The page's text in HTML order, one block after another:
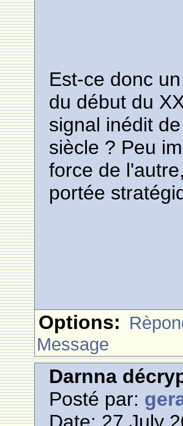
Est-ce donc
du début du
signal inédit
siècle ? Peu
force de
portée
Options:
Message
Darnna
Posté par: